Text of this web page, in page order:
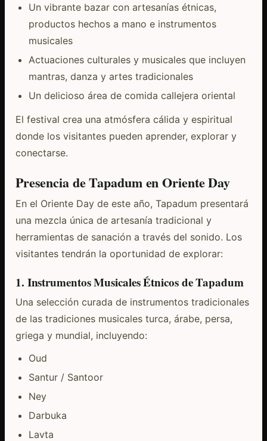
Un vibrante bazar con artesanías étnicas,
productos hechos a mano e instrumentos
musicales
Actuaciones culturales y musicales que incluyen
mantras, danza y artes tradicionales
Un delicioso área de comida callejera oriental
El festival crea una atmósfera cálida y espiritual
donde los visitantes pueden aprender, explorar y
conectarse.
Presencia de Tapadum en Oriente Day
En el Oriente Day de este año, Tapadum presentará
una mezcla única de artesanía tradicional y
herramientas de sanación a través del sonido. Los
visitantes tendrán la oportunidad de explorar:
1. Instrumentos Musicales Étnicos de Tapadum
Una selección curada de instrumentos tradicionales
de las tradiciones musicales turca, árabe, persa,
griega y mundial, incluyendo:
Oud
Santur / Santoor
Ney
Darbuka
Lavta